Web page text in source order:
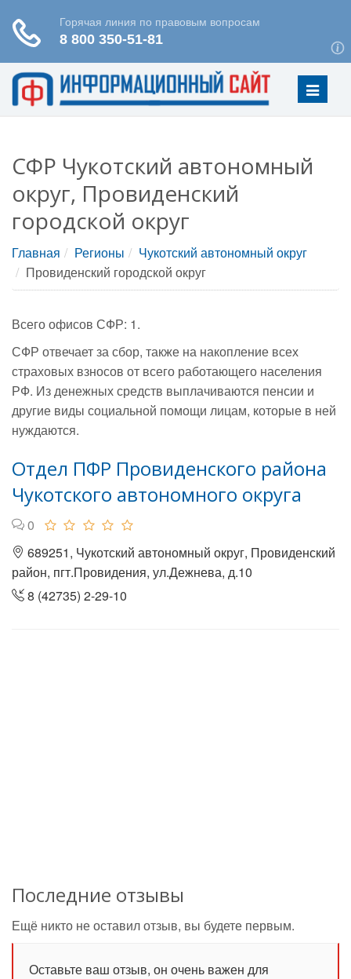
Меню
СФР Чукотский автономный
округ, Провиденский
городской округ
Главная Регионы
Чукотский автономный округ
Провиденский городской округ
Всего офисов СФР: 1.
СФР отвечает за сбор, также на накопление всех
страховых взносов от всего работающего населения
РФ. Из денежных средств выплачиваются пенсии и
другие виды социальной помощи лицам, которые в ней
нуждаются.
Отдел ПФР Провиденского района
Чукотского автономного округа
0
689251, Чукотский автономный округ, Провиденский
район, пгт.Провидения, ул.Дежнева, д.10
8 (42735) 2-29-10
Последние отзывы
Ещё никто не оставил отзыв, вы будете первым.
Оставьте ваш отзыв, он очень важен для